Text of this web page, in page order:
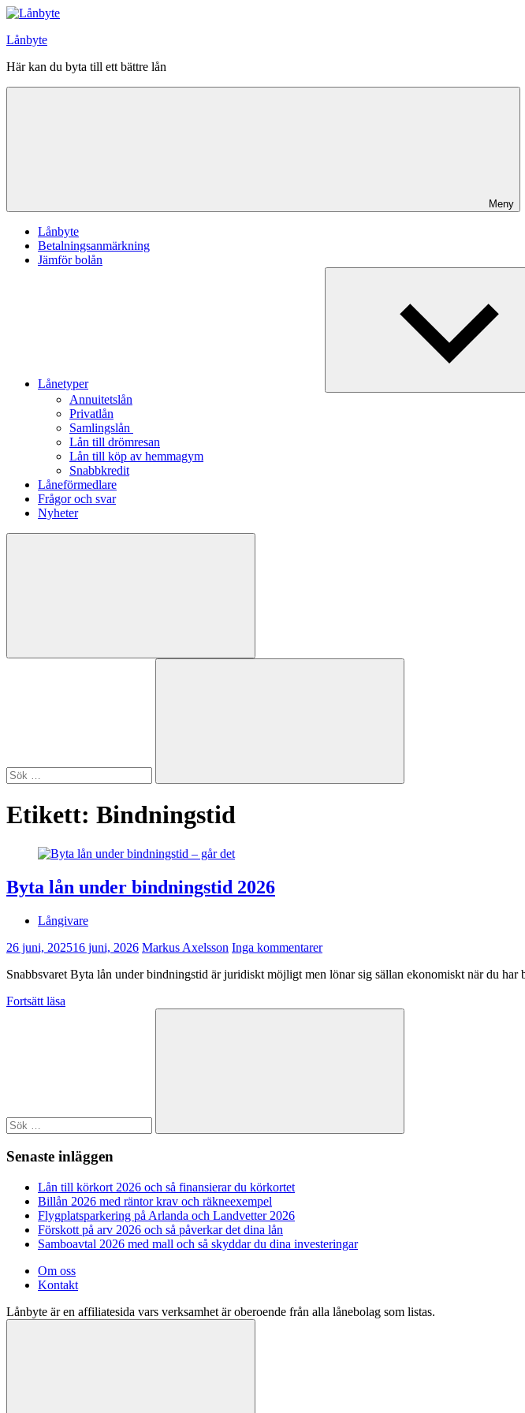
Hoppa
innehåll
Lånbyte
Här kan du byta till ett bättre lån
Meny
Lånbyte
Betalningsanmärkning
Jämför bolån
Lånetyper
Annuitetslån
Privatlån
Samlingslån
Lån till drömresan
Lån till köp av hemmagym
Snabbkredit
Låneförmedlare
Frågor och svar
Nyheter
Sök
Etikett: Bindningstid
Byta lån under bindningstid 2026
Långivare
26 juni, 202516 juni, 2026 Markus Axelsson Inga kommentarer
Snabbsvaret Byta lån under bindningstid är juridiskt möjligt men lönar sig sällan ekonomiskt när du
Fortsätt läsa
Sök
Senaste inläggen
Lån till körkort 2026 och så finansierar du körkortet
Billån 2026 med räntor krav och räkneexempel
Flygplatsparkering på Arlanda och Landvetter 2026
Förskott på arv 2026 och så påverkar det dina lån
Samboavtal 2026 med mall och så skyddar du dina investeringar
Om oss
Kontakt
Lånbyte är en affiliatesida vars verksamhet är oberoende från alla lånebolag som listas.